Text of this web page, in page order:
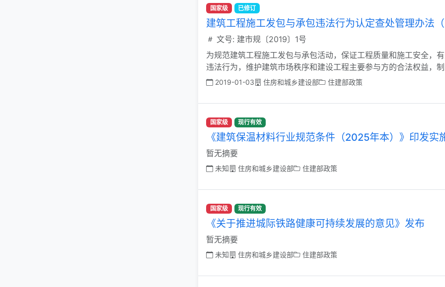
国家级 已修订
建筑工程施工发包与承包违法行为认定查处管理办法
文号: 建市规〔2019〕1号
为规范建筑工程施工发包与承包活动，保证工程质量和施工安全，
违法行为，维护建筑市场秩序和建设工程主要参与方的合法权益，
2019-01-03 住房和城乡建设部 住建部政策
国家级 现行有效
《建筑保温材料行业规范条件（2025年本）》印发实
暂无摘要
未知 住房和城乡建设部 住建部政策
国家级 现行有效
《关于推进城际铁路健康可持续发展的意见》发布
暂无摘要
未知 住房和城乡建设部 住建部政策